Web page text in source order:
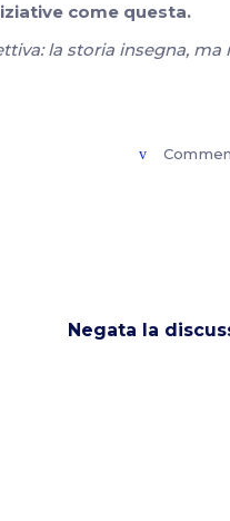
come questa.
la storia insegna, ma
Negata la